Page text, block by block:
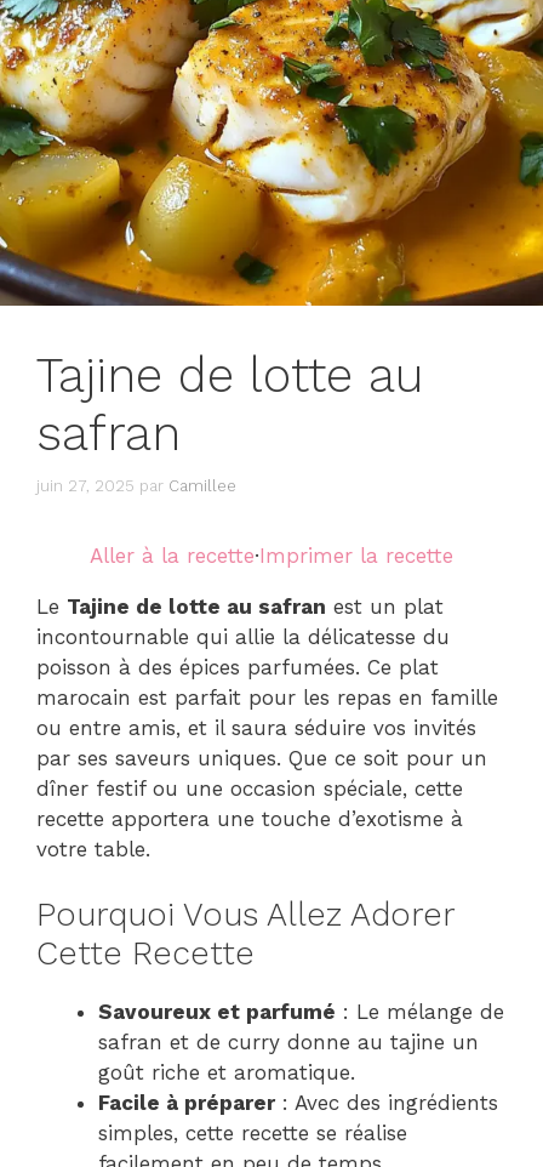
Tajine de lotte au
safran
juin 27, 2025 par Camillee
Aller à la recette·Imprimer la recette
Le Tajine de lotte au safran est un plat
incontournable qui allie la délicatesse du
poisson à des épices parfumées. Ce plat
marocain est parfait pour les repas en famille
ou entre amis, et il saura séduire vos invités
par ses saveurs uniques. Que ce soit pour un
dîner festif ou une occasion spéciale, cette
recette apportera une touche d’exotisme à
votre table.
Pourquoi Vous Allez Adorer
Cette Recette
Savoureux et parfumé : Le mélange de
safran et de curry donne au tajine un
goût riche et aromatique.
Facile à préparer: Avec des ingrédients
simples, cette recette se réalise